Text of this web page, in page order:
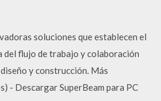
soluciones que establecen el
del flujo de trabajo y colaboración
y construcción. Más
- Descargar SuperBeam para PC